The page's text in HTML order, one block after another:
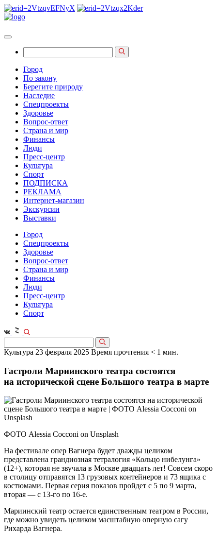
Город
По закону
Берегите природу
Наследие
Спецпроекты
Здоровье
Вопрос-ответ
Страна и мир
Финансы
Люди
Пресс-центр
Культура
Спорт
ПОДПИСКА
РЕКЛАМА
Интернет-магазин
Экскурсии
Выставки
Город
Спецпроекты
Здоровье
Вопрос-ответ
Страна и мир
Финансы
Люди
Пресс-центр
Культура
Спорт
Культура 23 февраля 2025 Время прочтения < 1 мин.
Гастроли Мариинского театра состоятся
на исторической сцене Большого театра в марте
ФОТО Alessia Cocconi on Unsplash
На фестивале опер Вагнера будет дважды целиком
представлена грандиозная тетралогия «Кольцо нибелунга»
(12+), которая не звучала в Москве двадцать лет! Совсем скоро
в столицу отправятся 13 грузовых контейнеров и 73 ящика с
кос­тюмами. Первая серия показов пройдет с 5 по 9 марта,
вторая — с 13-го по 16‑е.
Мариинский театр остается единственным театром в России,
где можно увидеть целиком масштабную оперную сагу
Рихарда Вагнера.